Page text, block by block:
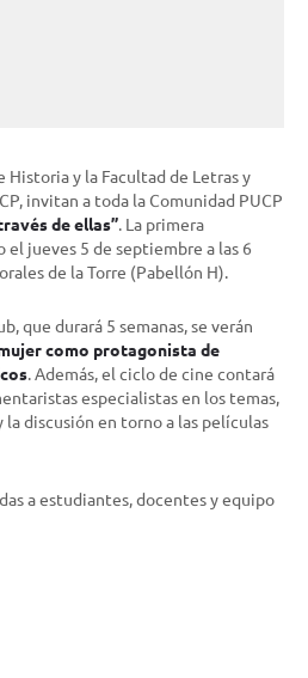
Historia y la Facultad de Letras y
invitan a toda la Comunidad PUCP
de ellas”. La primera
el jueves 5 de septiembre a las 6
de la Torre (Pabellón H).
que durará 5 semanas, se verán
como protagonista de
. Además, el ciclo de cine contará
especialistas en los temas,
discusión en torno a las películas
a estudiantes, docentes y equipo